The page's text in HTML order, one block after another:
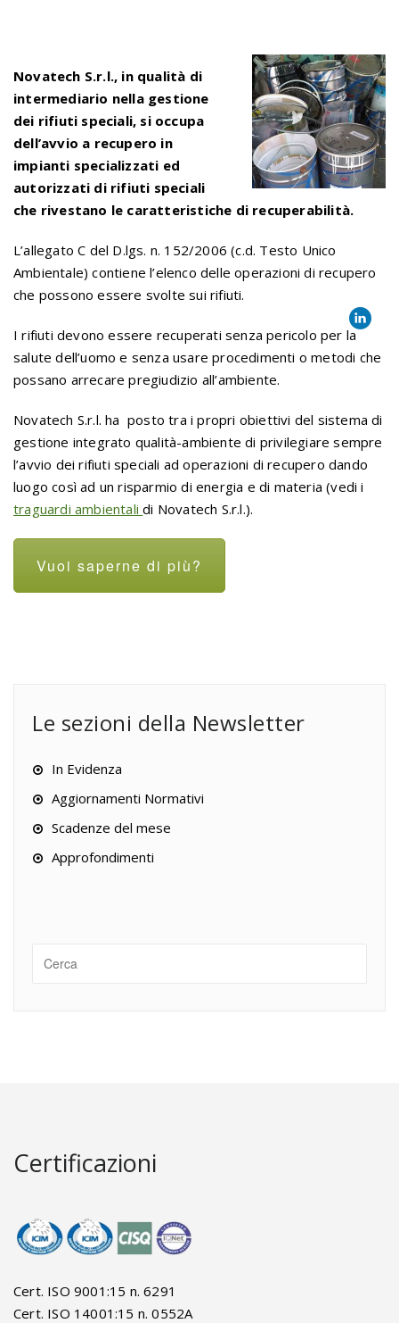
Novatech S.r.l., in qualità di
intermediario nella gestione
dei rifiuti speciali, si occupa
dell’avvio a recupero in
impianti specializzati ed
autorizzati di rifiuti speciali
che rivestano le caratteristiche di recuperabilità.
L’allegato C del D.lgs. n. 152/2006 (c.d. Testo Unico
Ambientale) contiene l’elenco delle operazioni di recupero
che possono essere svolte sui rifiuti.
I rifiuti devono essere recuperati senza pericolo per la
salute dell’uomo e senza usare procedimenti o metodi che
possano arrecare pregiudizio all’ambiente.
Novatech S.r.l. ha posto tra i propri obiettivi del sistema di
gestione integrato qualità-ambiente di privilegiare sempre
l’avvio dei rifiuti speciali ad operazioni di recupero dando
luogo così ad un risparmio di energia e di materia (vedi i
traguardi ambientalidi Novatech S.r.l.).
Vuoi saperne di più?
Le sezioni della Newsletter
In Evidenza
Aggiornamenti Normativi
Scadenze del mese
Approfondimenti
Certificazioni
Cert. ISO 9001:15 n. 6291
Cert. ISO 14001:15 n. 0552A